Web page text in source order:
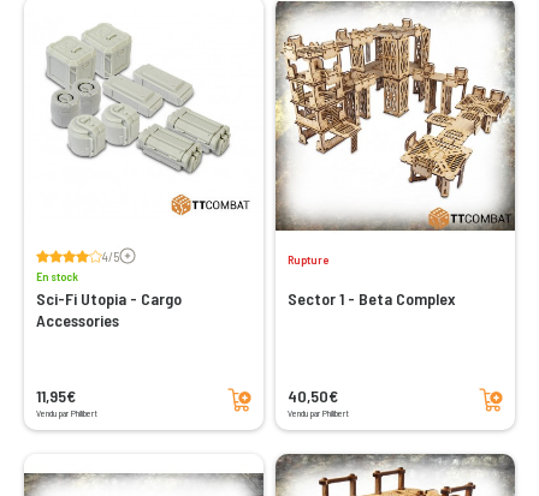
4/5Voir les avis
En stock
Sci-Fi Utopia - Cargo
Accessories
11,95€
Vendu par Philibert
Ajouter au panier
Rupture
Sector 1 - Beta Complex
40,50€
Vendu par Philibert
Ajouter au panier